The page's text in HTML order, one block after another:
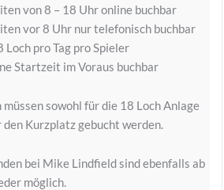
von 8 – 18 Uhr online buchbar
vor 8 Uhr nur telefonisch buchbar
Loch pro Tag pro Spieler
Startzeit im Voraus buchbar
sowohl für die 18 Loch Anlage
den Kurzplatz gebucht werden.
bei Mike Lindfield sind ebenfalls ab
möglich.